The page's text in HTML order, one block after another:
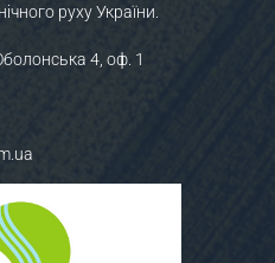
руху України.
4, оф. 1